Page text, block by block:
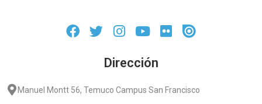
Dirección
Manuel Montt 56, Temuco Campus San Francisco